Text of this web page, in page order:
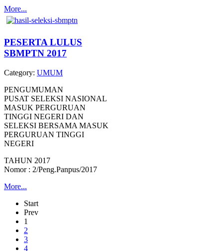
More...
PESERTA LULUS
SBMPTN 2017
Category: UMUM
PENGUMUMAN
PUSAT SELEKSI NASIONAL
MASUK PERGURUAN
TINGGI NEGERI DAN
SELEKSI BERSAMA MASUK
PERGURUAN TINGGI
NEGERI
TAHUN 2017
Nomor : 2/Peng.Panpus/2017
More...
Start
Prev
1
2
3
4